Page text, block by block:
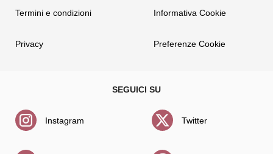
Termini e condizioni
Privacy
Informativa Cookie
Preferenze Cookie
Instagram Twitter